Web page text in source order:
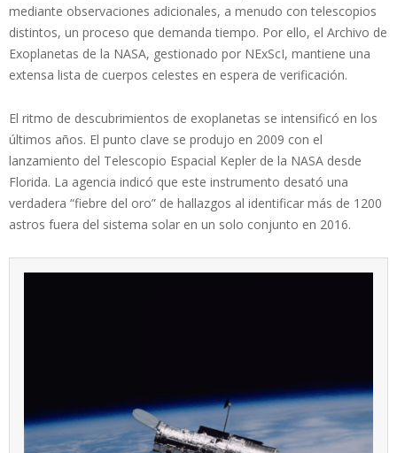
mediante observaciones adicionales, a menudo con telescopios
distintos, un proceso que demanda tiempo. Por ello, el Archivo de
Exoplanetas de la NASA, gestionado por NExScI, mantiene una
extensa lista de cuerpos celestes en espera de verificación.
El ritmo de descubrimientos de exoplanetas se intensificó en los
últimos años. El punto clave se produjo en 2009 con el
lanzamiento del Telescopio Espacial Kepler de la NASA desde
Florida. La agencia indicó que este instrumento desató una
verdadera “fiebre del oro” de hallazgos al identificar más de 1200
astros fuera del sistema solar en un solo conjunto en 2016.